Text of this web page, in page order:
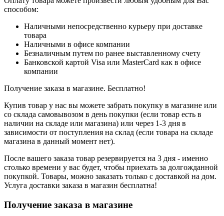
способом:
Наличными непосредственно курьеру при доставке
товара
Наличными в офисе компании
Безналичным путем по ранее выставленному счету
Банковской картой Visa или MasterCard как в офисе
компании
Получение заказа в магазине. Бесплатно!
Купив товар у нас вы можете забрать покупку в магазине или
со склада самовывозом в день покупки (если товар есть в
наличии на складе или магазина) или через 1-3 дня в
зависимости от поступления на склад (если товара на складе
магазина в данный момент нет).
После вашего заказа товар резервируется на 3 дня - именно
столько времени у вас будет, чтобы приехать за долгожданной
покупкой. Товары, можно заказать только с доставкой на дом.
Услуга доставки заказа в магазин бесплатна!
Получение заказа в магазине